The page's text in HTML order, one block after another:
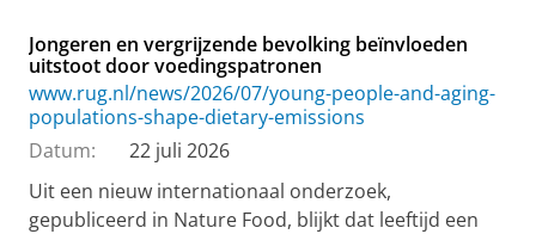
Jongeren en vergrijzende bevolking beïnvloeden
uitstoot door voedingspatronen
www.rug.nl/news/2026/07/young-people-and-aging-
populations-shape-dietary-emissions
Datum:
22 juli 2026
Uit een nieuw internationaal onderzoek,
gepubliceerd in Nature Food, blijkt dat leeftijd een